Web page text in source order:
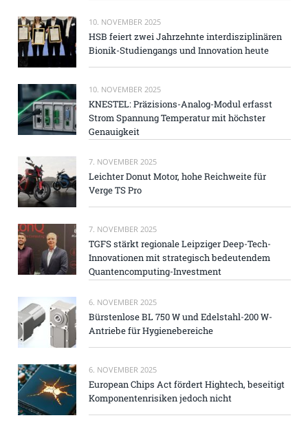
10. NOVEMBER 2025
HSB feiert zwei Jahrzehnte interdisziplinären
Bionik-Studiengangs und Innovation heute
10. NOVEMBER 2025
KNESTEL: Präzisions-Analog-Modul erfasst
Strom Spannung Temperatur mit höchster
Genauigkeit
7. NOVEMBER 2025
Leichter Donut Motor, hohe Reichweite für
Verge TS Pro
7. NOVEMBER 2025
TGFS stärkt regionale Leipziger Deep-Tech-
Innovationen mit strategisch bedeutendem
Quantencomputing-Investment
6. NOVEMBER 2025
Bürstenlose BL 750 W und Edelstahl-200 W-
Antriebe für Hygienebereiche
6. NOVEMBER 2025
European Chips Act fördert Hightech, beseitigt
Komponentenrisiken jedoch nicht